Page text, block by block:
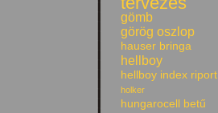
gömb
görög oszlop
hauser bringa
hellboy
hellboy index riport
holker
hungarocell betű